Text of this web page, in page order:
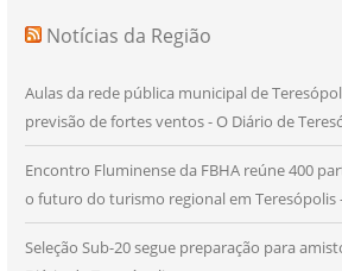
Notícias da Região
Aulas da rede pública municipal de
previsão de fortes ventos - O Diário de
Encontro Fluminense da FBHA reúne 400
o futuro do turismo regional em Teresópolis
Seleção Sub-20 segue preparação para